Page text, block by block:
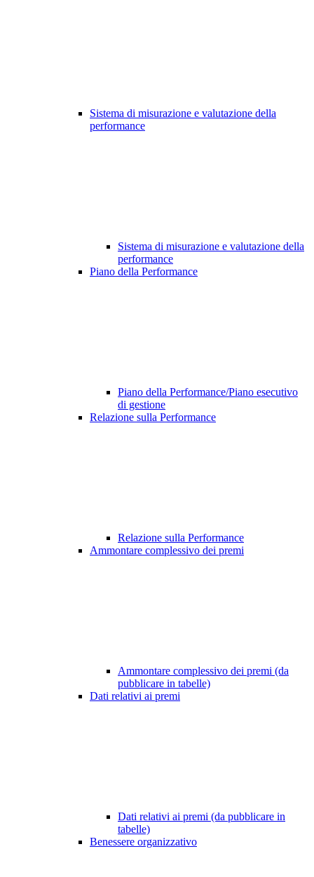
Sistema di misurazione e valutazione della
performance
Sistema di misurazione e valutazione della
performance
Piano della Performance
Piano della Performance/Piano esecutivo
di gestione
Relazione sulla Performance
Relazione sulla Performance
Ammontare complessivo dei premi
Ammontare complessivo dei premi (da
pubblicare in tabelle)
Dati relativi ai premi
Dati relativi ai premi (da pubblicare in
tabelle)
Benessere organizzativo